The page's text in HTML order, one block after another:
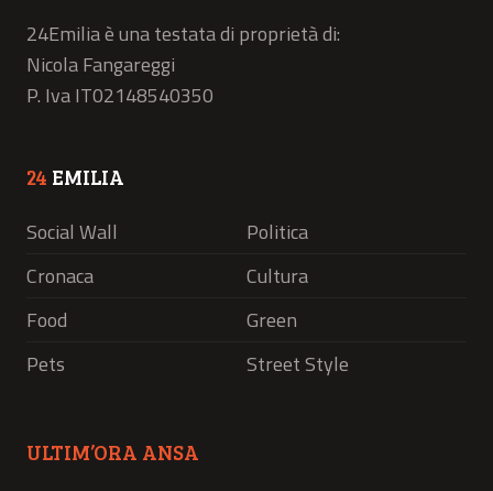
24Emilia è una testata di proprietà di:
Nicola Fangareggi
P. Iva IT02148540350
24 EMILIA
Social Wall
Politica
Cronaca
Cultura
Food
Green
Pets
Street Style
ULTIM’ORA ANSA